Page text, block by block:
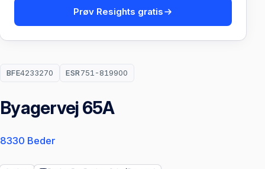
BFE4233270 ESR751-819900
Byagervej 65A
8330 Beder
Prøv Resights gratis